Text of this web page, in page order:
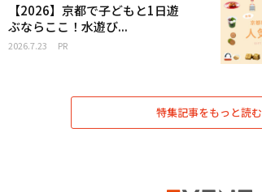
【2026】京都で子どもと1日遊
ぶならここ！水遊び...
2026.7.23 PR
特集記事をもっと読む